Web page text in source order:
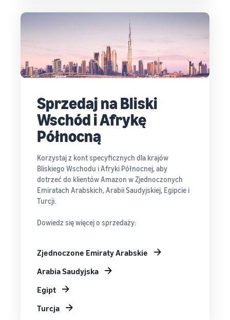
Sprzedaj na Bliski
Wschód i Afrykę
Północną
Korzystaj z kont specyficznych dla krajów
Bliskiego Wschodu i Afryki Północnej, aby
dotrzeć do klientów Amazon w Zjednoczonych
Emiratach Arabskich, Arabii Saudyjskiej, Egipcie i
Turcji.
Dowiedz się więcej o sprzedaży:
Zjednoczone Emiraty Arabskie
Arabia Saudyjska
Egipt
Turcja